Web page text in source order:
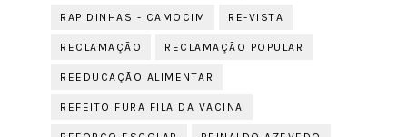
RAPIDINHAS - CAMOCIM RE-VISTA
RECLAMAÇÃO RECLAMAÇÃO POPULAR
REEDUCAÇÃO ALIMENTAR
REFEITO FURA FILA DA VACINA